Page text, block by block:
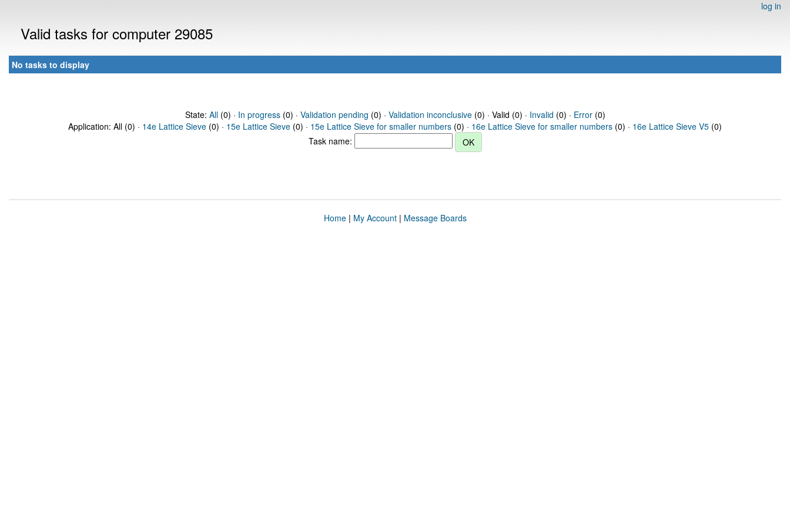
log in
Valid tasks for computer 29085
No tasks to display
State: All(0) · In progress(0) · Validation pending (0) · Validation inconclusive(0) · Valid (0) · Invalid (0) · Error(0)
Application: All (0) · 14e Lattice Sieve (0) · 15e Lattice Sieve (0) · 15e Lattice Sieve for smaller numbers (0) · 16e Lattice Sieve for smaller numbers (0) · 16e Lattice Sieve V5 (0)
Task name:
Home| My Account| Message Boards